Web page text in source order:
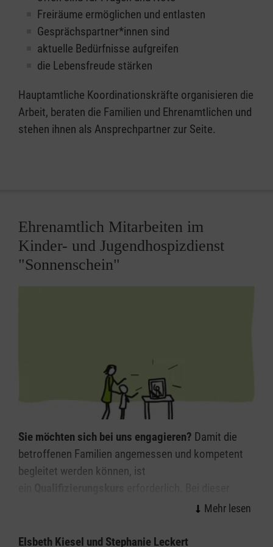
Freiräume ermöglichen und entlasten
Gesprächspartner*innen sind
aktuelle Bedürfnisse aufgreifen
die Lebensfreude stärken
Hauptamtliche Koordinationskräfte organisieren die
Arbeit, beraten die Familien und Ehrenamtlichen und
stehen ihnen als Ansprechpartner zur Seite.
Ehrenamtlich Mitarbeiten im
Kinder- und Jugendhospizdienst
"Sonnenschein"
Sie möchten sich bei uns engagieren? Damit die
betroffenen Familien angemessen und kompetent
begleitet werden können, ist
Qualifizierung geht es um die Auseinandersetzung
Begleitung für Betroffene sein zu können. Wir
Elsbeth Kiesel und Stephanie Leckert